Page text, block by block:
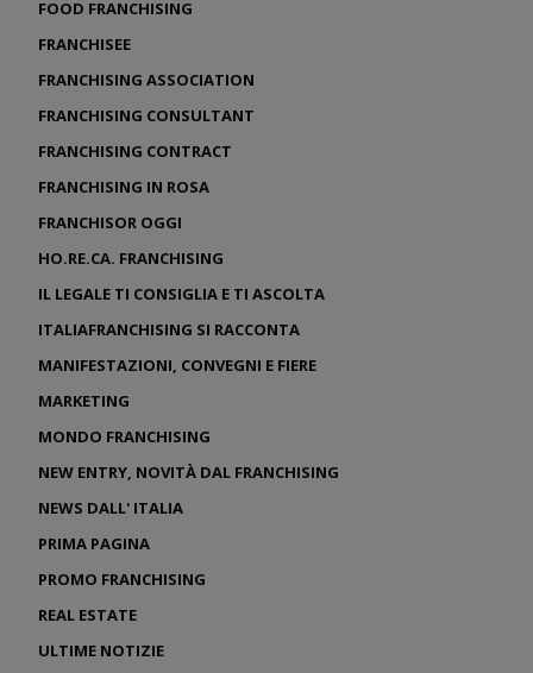
FOOD FRANCHISING
FRANCHISEE
FRANCHISING ASSOCIATION
FRANCHISING CONSULTANT
FRANCHISING CONTRACT
FRANCHISING IN ROSA
FRANCHISOR OGGI
HO.RE.CA. FRANCHISING
IL LEGALE TI CONSIGLIA E TI ASCOLTA
ITALIAFRANCHISING SI RACCONTA
MANIFESTAZIONI, CONVEGNI E FIERE
MARKETING
MONDO FRANCHISING
NEW ENTRY, NOVITÀ DAL FRANCHISING
NEWS DALL' ITALIA
PRIMA PAGINA
PROMO FRANCHISING
REAL ESTATE
ULTIME NOTIZIE